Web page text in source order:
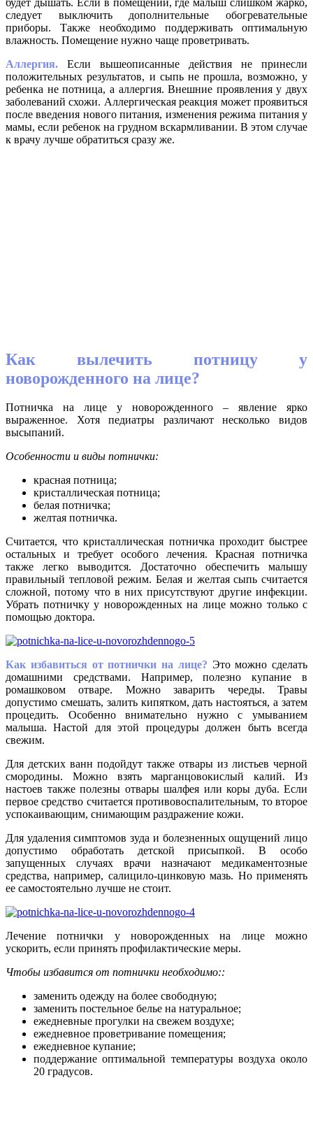
следует выключить дополнительные обогревательные
приборы. Также необходимо поддерживать оптимальную
влажность. Помещение нужно чаще проветривать.
Аллергия. Если вышеописанные действия не принесли
положительных результатов, и сыпь не прошла, возможно, у
ребенка не потница, а аллергия. Внешние проявления у двух
заболеваний схожи. Аллергическая реакция может проявиться
после введения нового питания, изменения режима питания у
мамы, если ребенок на грудном вскармливании. В этом случае
к врачу лучше обратиться сразу же.
Как вылечить потницу у
новорожденного на лице?
Потничка на лице у новорожденного – явление ярко
выраженное. Хотя педиатры различают несколько видов
высыпаний.
Особенности и виды потнички:
красная потница;
кристаллическая потница;
белая потничка;
желтая потничка.
Считается, что кристаллическая потничка проходит быстрее
остальных и требует особого лечения. Красная потничка
также легко выводится. Достаточно обеспечить малышу
правильный тепловой режим. Белая и желтая сыпь считается
сложной, потому что в них присутствуют другие инфекции.
Убрать потничку у новорожденных на лице можно только с
помощью доктора.
Как избавиться от потнички на лице? Это можно сделать
домашними средствами. Например, полезно купание в
ромашковом отваре. Можно заварить череды. Травы
допустимо смешать, залить кипятком, дать настояться, а затем
процедить. Особенно внимательно нужно с умыванием
малыша. Настой для этой процедуры должен быть всегда
свежим.
Для детских ванн подойдут также отвары из листьев черной
смородины. Можно взять марганцовокислый калий. Из
настоев также полезны отвары шалфея или коры дуба. Если
первое средство считается противовоспалительным, то второе
успокаивающим, снимающим раздражение кожи.
Для удаления симптомов зуда и болезненных ощущений лицо
допустимо обработать детской присыпкой. В особо
запущенных случаях врачи назначают медикаментозные
средства, например, салицило-цинковую мазь. Но применять
ее самостоятельно лучше не стоит.
Лечение потнички у новорожденных на лице можно
ускорить, если принять профилактические меры.
Чтобы избавится от потнички необходимо::
заменить одежду на более свободную;
заменить постельное белье на натуральное;
ежедневные прогулки на свежем воздухе;
ежедневное проветривание помещения;
ежедневное купание;
поддержание оптимальной температуры воздуха около
20 градусов.